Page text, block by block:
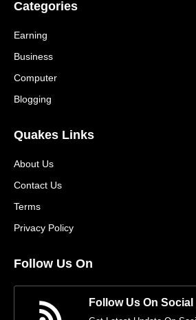
Categories
Earning
Business
Computer
Blogging
Quakes Links
About Us
Contact Us
Terms
Privacy Policy
Follow Us On
Follow Us On Social